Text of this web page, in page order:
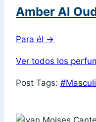
Amber Al
Para él →
Ver todos los
Post Tags: #